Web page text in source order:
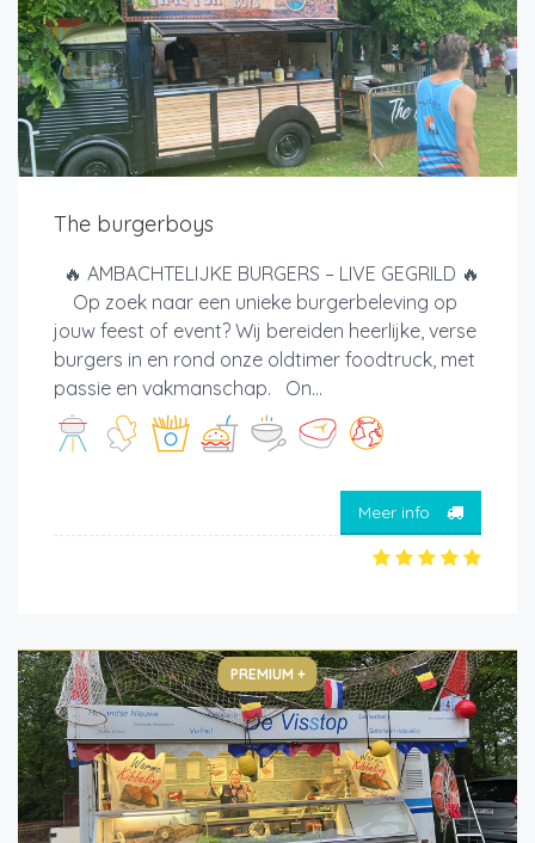
The burgerboys
🔥 AMBACHTELIJKE BURGERS – LIVE GEGRILD 🔥
Op zoek naar een unieke burgerbeleving op
jouw feest of event? Wij bereiden heerlijke, verse
burgers in en rond onze oldtimer foodtruck, met
passie en vakmanschap. On...
Meer info
PREMIUM +